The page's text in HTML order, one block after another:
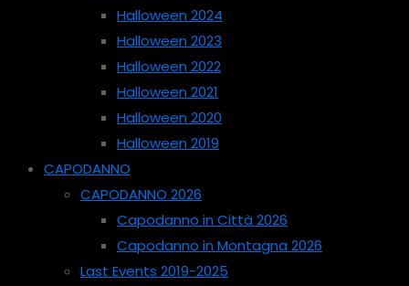
Halloween 2024
Halloween 2023
Halloween 2022
Halloween 2021
Halloween 2020
Halloween 2019
CAPODANNO
CAPODANNO 2026
Capodanno in Città 2026
Capodanno in Montagna 2026
Last Events 2019-2025